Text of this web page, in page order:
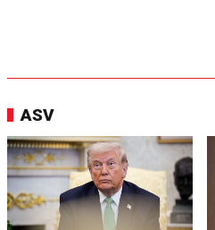
ASV